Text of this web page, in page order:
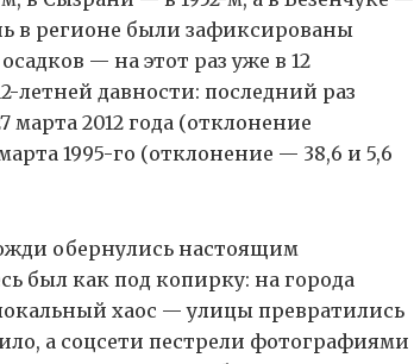
в регионе были зафиксированы
— на этот раз уже в 12
летней давности: последний раз
2012 года (отклонение
1995-го (отклонение — 38,6 и 5,6
обернулись настоящим
был как под копирку: на города
хаос — улицы превратились
а соцсети пестрели фотографиями